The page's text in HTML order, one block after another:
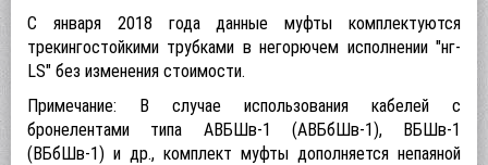
С января 2018 года данные муфты комплектуются
трекингостойкими трубками в негорючем исполнении "нг-
LS" без изменения стоимости.
Примечание: В случае использования кабелей с
бронелентами типа АВБШв-1 (АВБбШв-1), ВБШв-1
(ВБбШв-1) и др., комплект муфты дополняется непаяной